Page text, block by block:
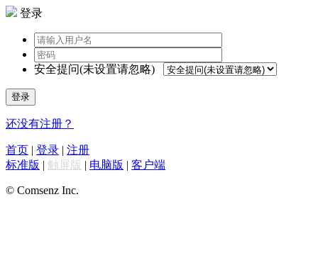
登录
安全提问(未设置请忽略)
登录
还没有注册？
首页 | 登录 | 注册
标准版 | 触屏版 | 电脑版 | 客户端
© Comsenz Inc.